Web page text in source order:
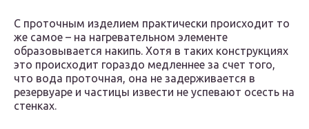
С проточным изделием практически происходит то
же самое – на нагревательном элементе
образовывается накипь. Хотя в таких конструкциях
это происходит гораздо медленнее за счет того,
что вода проточная, она не задерживается в
резервуаре и частицы извести не успевают осесть на
стенках.